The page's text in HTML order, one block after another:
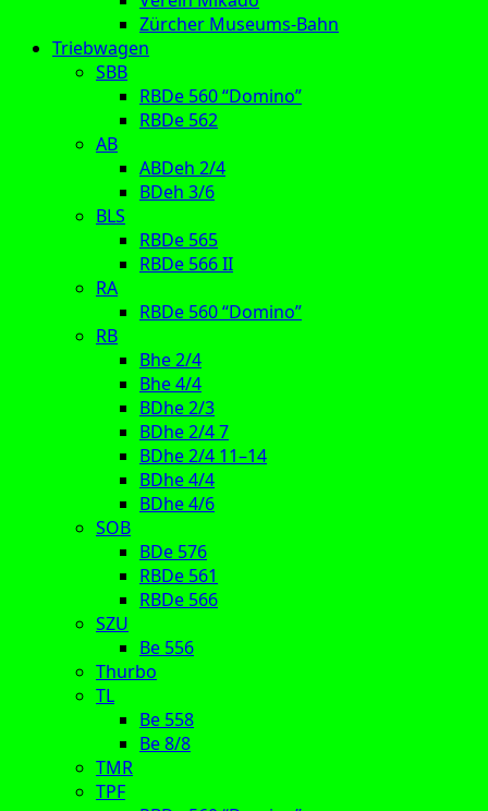
Zürcher Museums-Bahn
Triebwagen
SBB
RBDe 560 “Domino”
RBDe 562
AB
ABDeh 2/4
BDeh 3/6
BLS
RBDe 565
RBDe 566 II
RA
RBDe 560 “Domino”
RB
Bhe 2/4
Bhe 4/4
BDhe 2/3
BDhe 2/4 7
BDhe 2/4 11–14
BDhe 4/4
BDhe 4/6
SOB
BDe 576
RBDe 561
RBDe 566
SZU
Be 556
Thurbo
TL
Be 558
Be 8/8
TMR
TPF